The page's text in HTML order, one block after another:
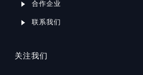
合作企业
联系我们
关注我们